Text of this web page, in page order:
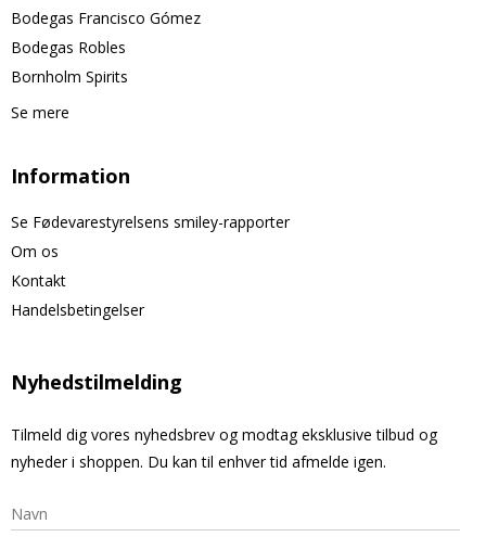
Bodegas Francisco Gómez
Bodegas Robles
Bornholm Spirits
Se mere
Information
Se Fødevarestyrelsens smiley-rapporter
Om os
Kontakt
Handelsbetingelser
Nyhedstilmelding
Tilmeld dig vores nyhedsbrev og modtag eksklusive tilbud og
nyheder i shoppen. Du kan til enhver tid afmelde igen.